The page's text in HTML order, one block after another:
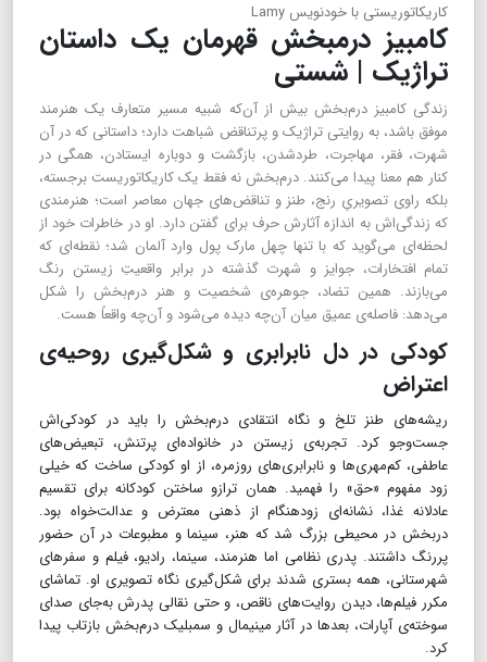
کاریکاتوریستی با خودنویس Lamy
کامبیز درمبخش قهرمان یک داستان
تراژیک | شستی
زندگی کامبیز درم‌بخش بیش از آن‌که شبیه مسیر متعارف یک هنرمند
موفق باشد، به روایتی تراژیک و پرتناقض شباهت دارد؛ داستانی که در آن
شهرت، فقر، مهاجرت، طردشدن، بازگشت و دوباره ایستادن، همگی در
کنار هم معنا پیدا می‌کنند. درم‌بخش نه فقط یک کاریکاتوریست برجسته،
بلکه راوی تصویریِ رنج، طنز و تناقض‌های جهان معاصر است؛ هنرمندی
که زندگی‌اش به اندازه آثارش حرف برای گفتن دارد. او در خاطرات خود از
لحظه‌ای می‌گوید که با تنها چهل مارک پول وارد آلمان شد؛ نقطه‌ای که
تمام افتخارات، جوایز و شهرت گذشته در برابر واقعیتِ زیستن رنگ
می‌بازند. همین تضاد، جوهره‌ی شخصیت و هنر درم‌بخش را شکل
می‌دهد: فاصله‌ی عمیق میان آن‌چه دیده می‌شود و آن‌چه واقعاً هست.
کودکی در دل نابرابری و شکل‌گیری روحیه‌ی
اعتراض
ریشه‌های طنز تلخ و نگاه انتقادی درم‌بخش را باید در کودکی‌اش
جست‌وجو کرد. تجربه‌ی زیستن در خانواده‌ای پرتنش، تبعیض‌های
عاطفی، کم‌مهری‌ها و نابرابری‌های روزمره، از او کودکی ساخت که خیلی
زود مفهوم «حق» را فهمید. همان ترازو ساختن کودکانه برای تقسیم
عادلانه غذا، نشانه‌ای زودهنگام از ذهنی معترض و عدالت‌خواه بود.
دربخش در محیطی بزرگ شد که هنر، سینما و مطبوعات در آن حضور
پررنگ داشتند. پدری نظامی اما هنرمند، سینما، رادیو، فیلم و سفرهای
شهرستانی، همه بستری شدند برای شکل‌گیری نگاه تصویری او. تماشای
مکرر فیلم‌ها، دیدن روایت‌های ناقص، و حتی نقالی پدرش به‌جای صدای
سوخته‌ی آپارات، بعدها در آثار مینیمال و سمبلیک درم‌بخش بازتاب پیدا
کرد.